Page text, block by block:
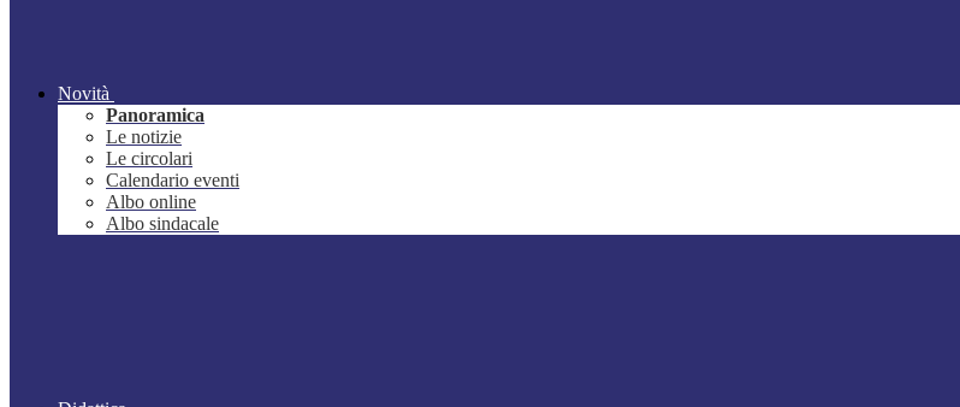
Novità
Panoramica
Le notizie
Le circolari
Calendario eventi
Albo online
Albo sindacale